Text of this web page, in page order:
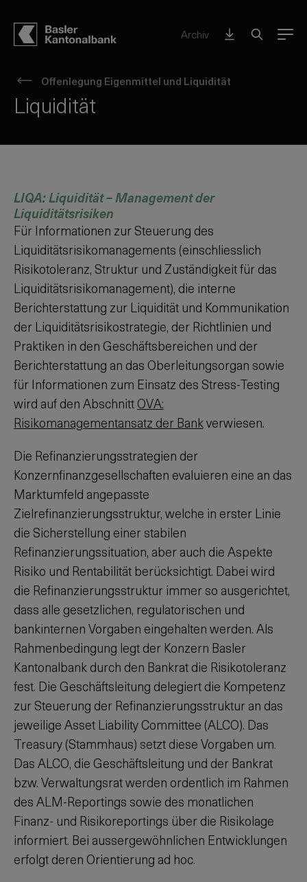
Archiv Menu
Offenlegung Eigenmittel und Liquidität
Liquidität
LIQA: Liquidität – Management der
Liquiditätsrisiken
Für Informationen zur Steuerung des
Liquiditätsrisikomanagements (einschliesslich
Risikotoleranz, Struktur und Zuständigkeit für das
Liquiditätsrisikomanagement), die interne
Berichterstattung zur Liquidität und Kommunikation
der Liquiditätsrisikostrategie, der Richtlinien und
Praktiken in den Geschäftsbereichen und der
Berichterstattung an das Oberleitungsorgan sowie
für Informationen zum Einsatz des Stress-Testing
wird auf den AbschnittOVA:
Risikomanagementansatz der Bankverwiesen.
Die Refinanzierungsstrategien der
Konzernfinanzgesellschaften evaluieren eine an das
Marktumfeld angepasste
Zielrefinanzierungsstruktur, welche in erster Linie
die Sicherstellung einer stabilen
Refinanzierungssituation, aber auch die Aspekte
Risiko und Rentabilität berücksichtigt. Dabei wird
die Refinanzierungsstruktur immer so ausgerichtet,
dass alle gesetzlichen, regulatorischen und
bankinternen Vorgaben eingehalten werden. Als
Rahmenbedingung legt der Konzern Basler
Kantonalbank durch den Bankrat die Risikotoleranz
fest. Die Geschäftsleitung delegiert die Kompetenz
zur Steuerung der Refinanzierungsstruktur an das
jeweilige Asset Liability Committee (ALCO). Das
Treasury (Stammhaus) setzt diese Vorgaben um.
Das ALCO, die Geschäftsleitung und der Bankrat
bzw. Verwaltungsrat werden ordentlich im Rahmen
des ALM-Reportings sowie des monatlichen
Finanz- und Risikoreportings über die Risikolage
informiert. Bei aussergewöhnlichen Entwicklungen
erfolgt deren Orientierung ad hoc.